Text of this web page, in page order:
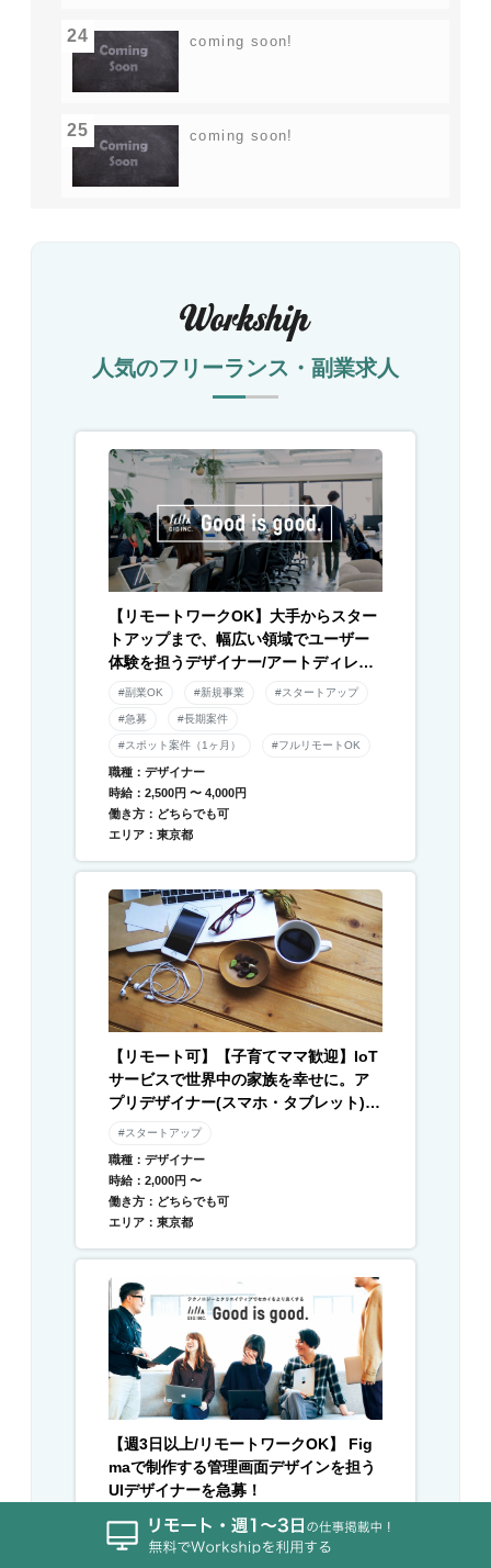
24 coming soon!
25 coming soon!
人気のフリーランス・副業求人
【リモートワークOK】大手からスター
トアップまで、幅広い領域でユーザー
体験を担うデザイナー/アートディレク
ター募集！
#副業OK #新規事業 #スタートアップ
#急募 #長期案件
#スポット案件（1ヶ月） #フルリモートOK
職種：デザイナー
時給：2,500円 〜 4,000円
働き方：どちらでも可
エリア：東京都
【リモート可】【子育てママ歓迎】IoT
サービスで世界中の家族を幸せに。ア
プリデザイナー(スマホ・タブレット) /
Webデザイナー募集
#スタートアップ
職種：デザイナー
時給：2,000円 〜
働き方：どちらでも可
エリア：東京都
【週3日以上/リモートワークOK】 Fig
maで制作する管理画面デザインを担う
UIデザイナーを急募！
#副業OK #スタートアップ
#土日週末OK #長期案件